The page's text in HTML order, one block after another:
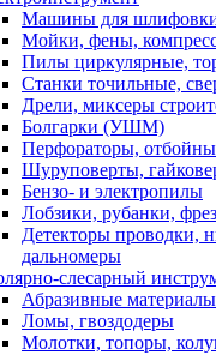
Машины для
Мойки, фены,
Пилы циркулярные,
Станки точильные,
Дрели, миксеры
Болгарки (УШМ)
Перфораторы,
Шуруповерты,
Бензо- и электропилы
Лобзики, рубанки,
Детекторы проводки,
дальномеры
слесарный
Абразивные материалы
Ломы, гвоздодеры
Молотки, топоры,